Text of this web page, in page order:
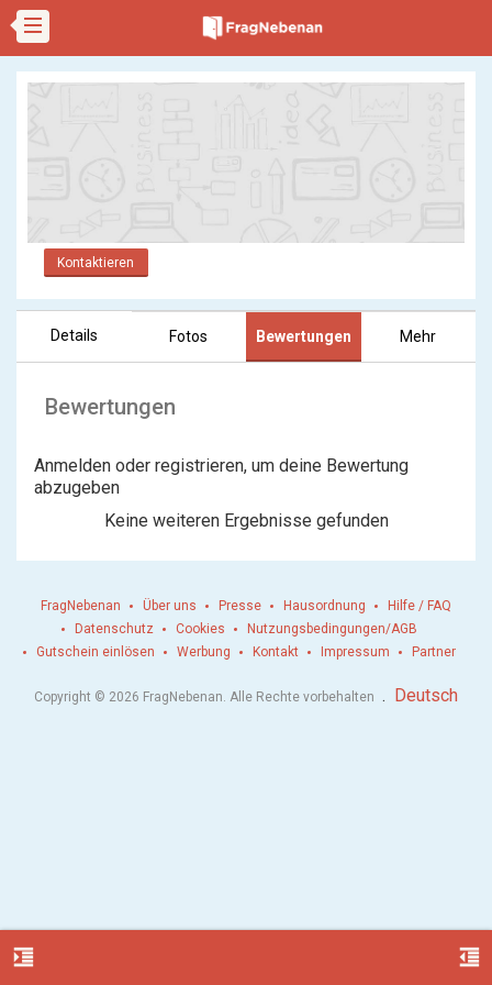
Kontaktieren
Details Fotos Bewertungen Mehr
Bewertungen
Anmelden oder registrieren, um deine Bewertung
abzugeben
Keine weiteren Ergebnisse gefunden
format_indent_increase format_indent_decrease
FragNebenan Über uns Presse Hausordnung
Hilfe / FAQ
Datenschutz
Cookies
Nutzungsbedingungen/AGB
Gutschein einlösen
Werbung Kontakt Impressum Partner
Copyright © 2026 FragNebenan. Alle Rechte vorbehalten . Deutsch